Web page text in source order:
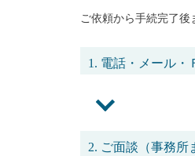
ご依頼から手続完了
1. 電話・メール・
2. ご面談（事務所